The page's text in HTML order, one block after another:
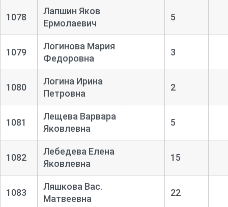
1078
Лапшин Яков
Ермолаевич
5
1079
Логинова Мария
Федоровна
3
1080
Логина Ирина
Петровна
2
1081
Лещева Варвара
Яковлевна
5
1082
Лебедева Елена
Яковлевна
15
1083
Ляшкова Вас.
Матвеевна
22